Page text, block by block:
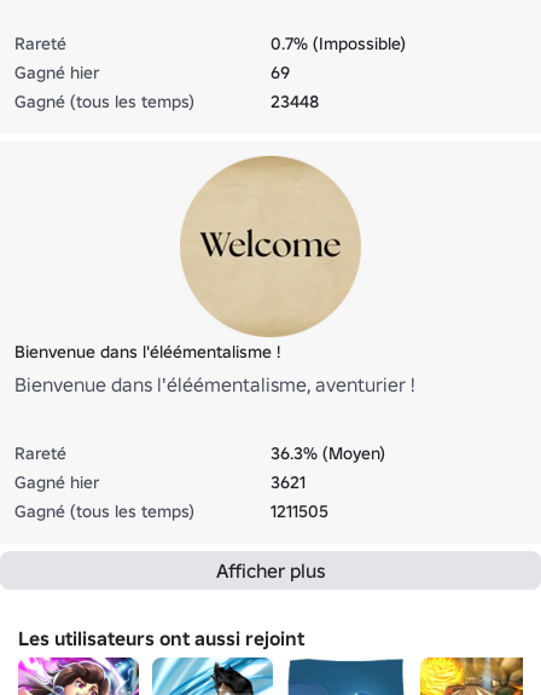
Rareté
0.7% (Impossible)
Gagné hier
69
Gagné (tous les temps)
23448
Bienvenue dans l'éléémentalisme !
Bienvenue dans l'éléémentalisme, aventurier !
Rareté
36.3% (Moyen)
Gagné hier
3621
Gagné (tous les temps)
1211505
Afficher plus
Les utilisateurs ont aussi rejoint